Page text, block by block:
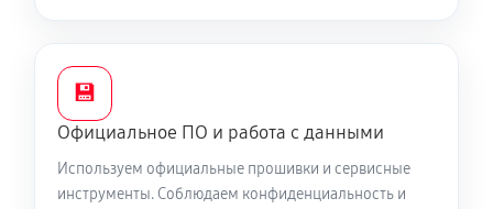
Ремонт телефона после воды
💾
Официальное ПО и работа с данными
Используем официальные прошивки и сервисные
инструменты. Соблюдаем конфиденциальность и